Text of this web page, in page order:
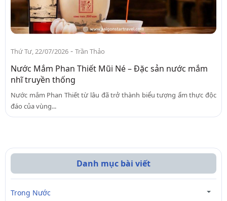
Thứ Tư, 22/07/2026 - Trần Thảo
Nước Mắm Phan Thiết Mũi Né – Đặc sản nước mắm
nhĩ truyền thống
Nước mắm Phan Thiết từ lâu đã trở thành biểu tượng ẩm thực độc
đáo của vùng...
Danh mục bài viết
Trong Nước